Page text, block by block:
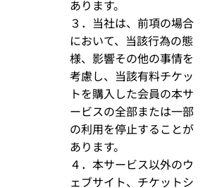
あります。
３．当社は、前項の場合
において、当該行為の態
様、影響その他の事情を
考慮し、当該有料チケッ
トを購入した会員の本サ
ービスの全部または一部
の利用を停止することが
あります。
４．本サービス以外のウ
ェブサイト、チケットシ